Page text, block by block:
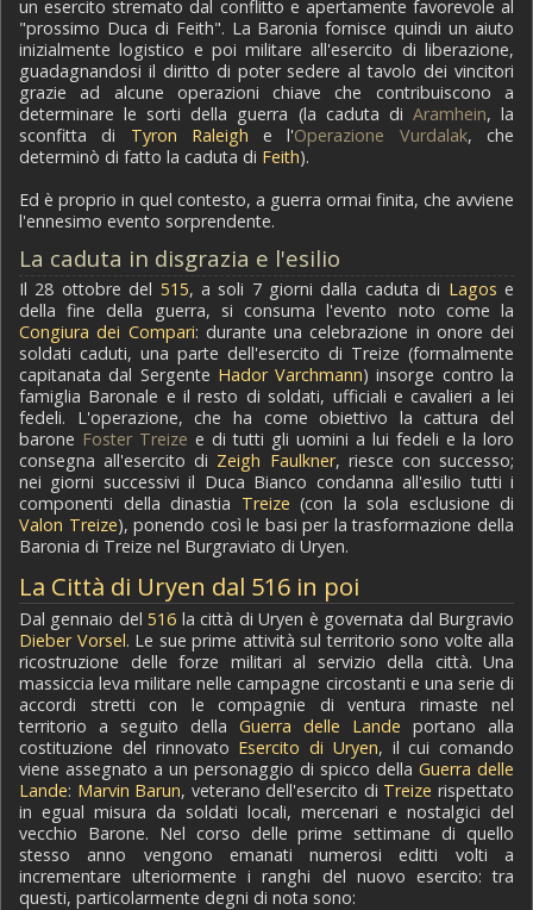
un esercito stremato dal conflitto e apertamente favorevole al
"prossimo Duca di Feith". La Baronia fornisce quindi un aiuto
inizialmente logistico e poi militare all'esercito di liberazione,
guadagnandosi il diritto di poter sedere al tavolo dei vincitori
grazie ad alcune operazioni chiave che contribuiscono a
determinare le sorti della guerra (la caduta di Aramhein, la
sconfitta di Tyron Raleigh e l'Operazione Vurdalak, che
determinò di fatto la caduta di Feith).
Ed è proprio in quel contesto, a guerra ormai finita, che avviene
l'ennesimo evento sorprendente.
La caduta in disgrazia e l'esilio
Il 28 ottobre del 515, a soli 7 giorni dalla caduta di Lagos e
della fine della guerra, si consuma l'evento noto come la
Congiura dei Compari: durante una celebrazione in onore dei
soldati caduti, una parte dell'esercito di Treize (formalmente
capitanata dal Sergente Hador Varchmann) insorge contro la
famiglia Baronale e il resto di soldati, ufficiali e cavalieri a lei
fedeli. L'operazione, che ha come obiettivo la cattura del
barone Foster Treize e di tutti gli uomini a lui fedeli e la loro
consegna all'esercito di Zeigh Faulkner, riesce con successo;
nei giorni successivi il Duca Bianco condanna all'esilio tutti i
componenti della dinastia Treize (con la sola esclusione di
Valon Treize), ponendo così le basi per la trasformazione della
Baronia di Treize nel Burgraviato di Uryen.
La Città di Uryen dal 516 in poi
Dal gennaio del516 la città di Uryen è governata dal Burgravio
Dieber Vorsel. Le sue prime attività sul territorio sono volte alla
ricostruzione delle forze militari al servizio della città. Una
massiccia leva militare nelle campagne circostanti e una serie di
accordi stretti con le compagnie di ventura rimaste nel
territorio a seguito della Guerra delle Lande portano alla
costituzione del rinnovato Esercito di Uryen, il cui comando
viene assegnato a un personaggio di spicco della Guerra delle
Lande: Marvin Barun, veterano dell'esercito di Treize rispettato
in egual misura da soldati locali, mercenari e nostalgici del
vecchio Barone. Nel corso delle prime settimane di quello
stesso anno vengono emanati numerosi editti volti a
incrementare ulteriormente i ranghi del nuovo esercito: tra
questi, particolarmente degni di nota sono: